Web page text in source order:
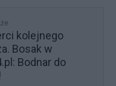
kolejnego
Bosak w
Bodnar do